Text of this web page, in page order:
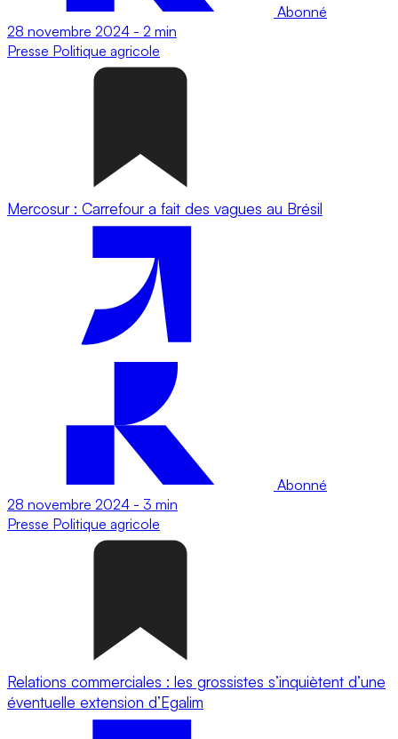
Abonné
28 novembre 2024 - 2 min
Presse Politique agricole
Mercosur : Carrefour a fait des vagues au Brésil
Abonné
28 novembre 2024 - 3 min
Presse Politique agricole
Relations commerciales : les grossistes s’inquiètent d’une
éventuelle extension d’Egalim